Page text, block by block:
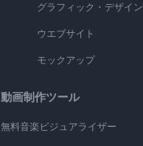
グラフィック・デザイン
ウエブサイト
モックアップ
動画制作ツール
無料音楽ビジュアライザー